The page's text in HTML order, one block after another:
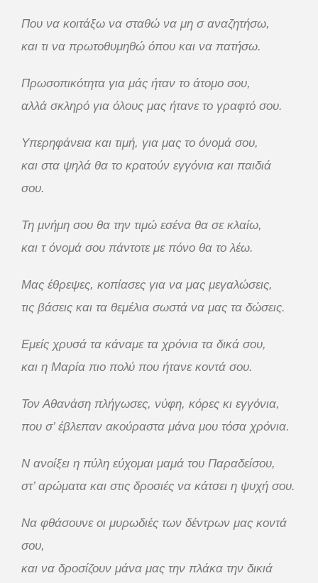
Που να κοιτάξω να σταθώ να μη σ αναζητήσω,
και τι να πρωτοθυμηθώ όπου και να πατήσω.
Πρωσοπικότητα για μάς ήταν το άτομο σου,
αλλά σκληρό για όλους μας ήτανε το γραφτό σου.
Υπερηφάνεια και τιμή, για μας το όνομά σου,
και στα ψηλά θα το κρατούν εγγόνια και παιδιά
σου.
Τη μνήμη σου θα την τιμώ εσένα θα σε κλαίω,
και τ όνομά σου πάντοτε με πόνο θα το λέω.
Μας έθρεψες, κοπίασες για να μας μεγαλώσεις,
τις βάσεις και τα θεμέλια σωστά να μας τα δώσεις.
Εμείς χρυσά τα κάναμε τα χρόνια τα δικά σου,
και η Μαρία πιο πολύ που ήτανε κοντά σου.
Τον Αθανάση πλήγωσες, νύφη, κόρες κι εγγόνια,
που σ’ έβλεπαν ακούραστα μάνα μου τόσα χρόνια.
Ν ανοίξει η πύλη εύχομαι μαμά του Παραδείσου,
στ’ αρώματα και στις δροσιές να κάτσει η ψυχή σου.
Να φθάσουνε οι μυρωδιές των δέντρων μας κοντά
σου,
και να δροσίζουν μάνα μας την πλάκα την δικιά